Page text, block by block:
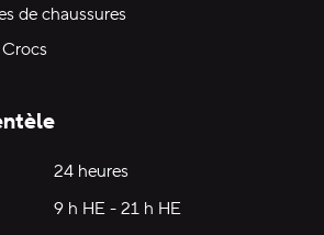
de chaussures
vendredi24 heures24 heures
9 h HE - 21 h HE9 h HE - 21 h HE